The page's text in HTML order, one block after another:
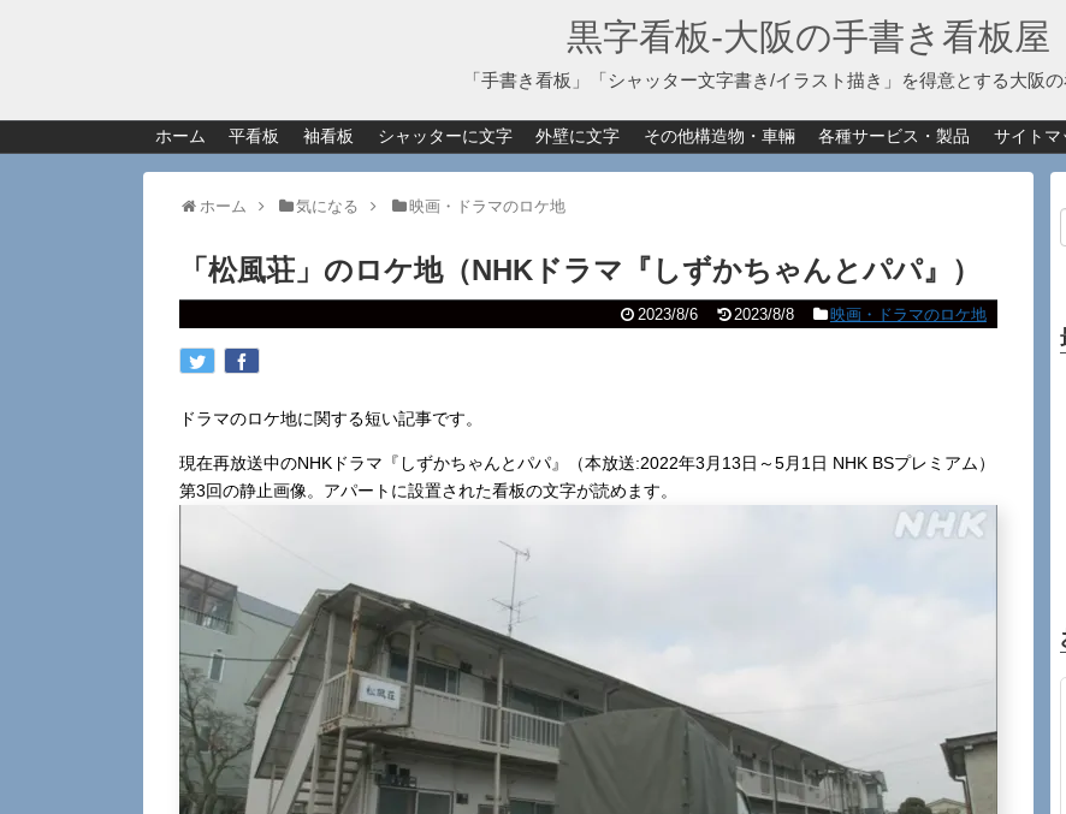
黒字看板‐大阪の手書き看板屋
「手書き看板」「シャッター文字書き/イラスト描き」を得意とする大阪
ホーム 平看板 袖看板 シャッターに文字 外壁に文字 その他構造物・車輛 各種サービス・製品 サイトマ
ホーム 気になる 映画・ドラマのロケ地
「松風荘」のロケ地（NHKドラマ『しずかちゃんとパパ』）
2023/8/6 2023/8/8 映画・ドラマのロケ地
ドラマのロケ地に関する短い記事です。
現在再放送中のNHKドラマ『しずかちゃんとパパ』（本放送:2022年3月13日～5月1日 NHK BSプレミアム）
第3回の静止画像。アパートに設置された看板の文字が読めます。